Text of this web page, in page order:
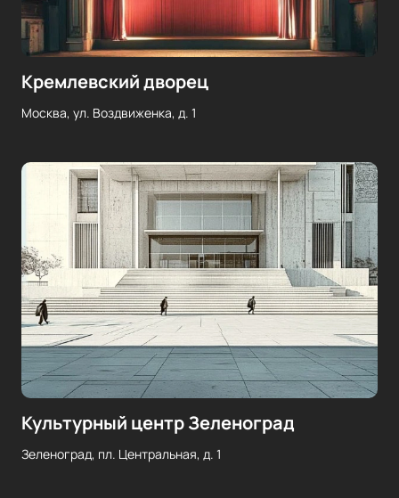
Кремлевский дворец
Москва, ул. Воздвиженка, д. 1
Культурный центр Зеленоград
Зеленоград, пл. Центральная, д. 1